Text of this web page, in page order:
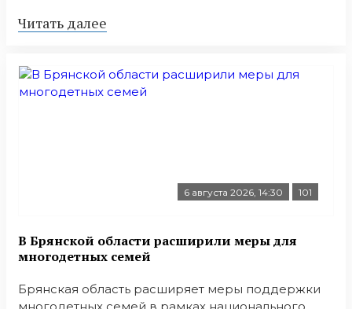
Читать далее
6 августа 2026, 14:30 101
В Брянской области расширили меры для
многодетных семей
Брянская область расширяет меры поддержки